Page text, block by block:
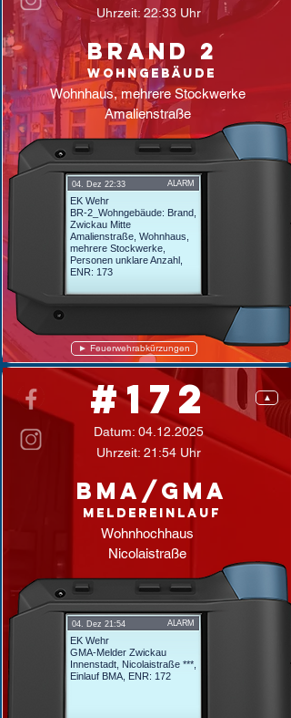
Uhrzeit: 22:33 Uhr
Brand 2
Wohngebäude
Wohnhaus, mehrere Stockwerke
Amalienstraße
ALARM
EK Wehr
BR-2_Wohngebäude: Brand,
Zwickau Mitte
Amalienstraße, Wohnhaus,
mehrere Stockwerke,
Personen unklare Anzahl,
ENR: 173
04. Dez 22:33
► Feuerwehrabkürzungen
#172
Datum: 04.12.2025
Uhrzeit: 21:54 Uhr
▲
BMA/GMA
Meldereinlauf
Wohnhochhaus
Nicolaistraße
ALARM
EK Wehr
GMA-Melder Zwickau
Innenstadt, Nicolaistraße ***,
Einlauf BMA, ENR: 172
04. Dez 21:54